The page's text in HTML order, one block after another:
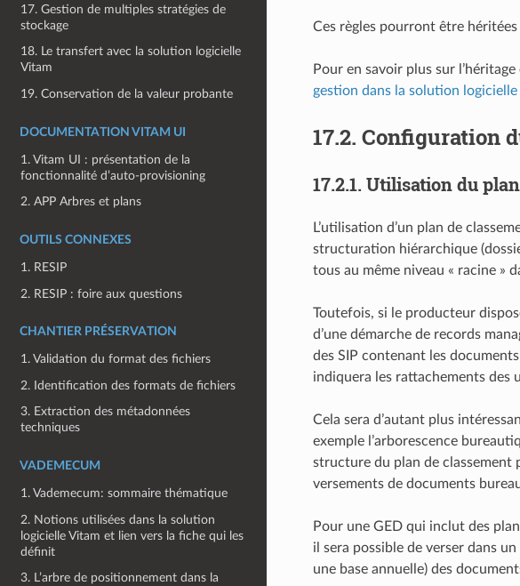
17. Gestion de multiples stratégies de
stockage
18. Le transfert avec la solution logicielle
Vitam
19. Conservation de la valeur probante
DOCUMENTATION VITAM UI
1. Vitam UI : présentation de la
fonctionnalité d’auto-provisioning
2. APP Arbres et plans
OUTILS CONNEXES
1. RESIP
2. RESIP : foire aux questions
CHANTIER PRÉSERVATION
1. Validation du format des fichiers
2. Identification des formats de fichiers
3. Extraction des métadonnées
techniques
VADEMECUM
1. Vademecum: sommaire thématique
2. Notions utilisées dans la solution
logicielle Vitam et lien vers la fiche qui les
définit
3. L’arbre de positionnement dans la
Ces règles pourront être
Pour en savoir plus sur
gestion dans la solution
17.2. Configuration
17.2.1. Utilisation du
L’utilisation d’un plan de
structuration hiérarchique
tous au même niveau « racine »
Toutefois, si le producteur
d’une démarche de records
des SIP contenant les
indiquera les rattachements des
Cela sera d’autant plus
exemple l’arborescence
structure du plan de classement
versements de documents
Pour une GED qui inclut des
il sera possible de verser dans
une base annuelle) des